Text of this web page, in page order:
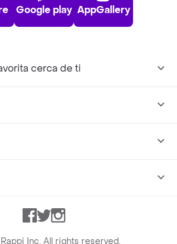
Google play AppGallery
cerca de ti
Facebook
TwitterInstagram
Rappi Inc. All rights reserved.